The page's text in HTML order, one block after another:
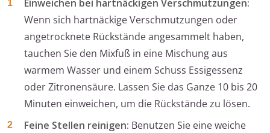
Einweichen bei hartnäckigen Verschmutzungen:
Wenn sich hartnäckige Verschmutzungen oder
angetrocknete Rückstände angesammelt haben,
tauchen Sie den Mixfuß in eine Mischung aus
warmem Wasser und einem Schuss Essigessenz
oder Zitronensäure. Lassen Sie das Ganze 10 bis 20
Minuten einweichen, um die Rückstände zu lösen.
Feine Stellen reinigen: Benutzen Sie eine weiche